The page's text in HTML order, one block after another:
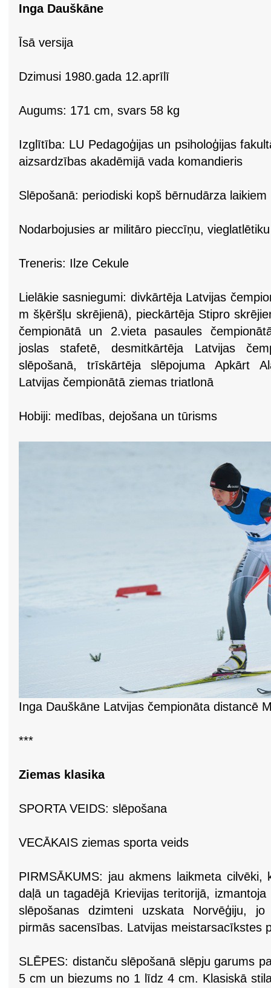
Inga Dauškāne
Īsā versija
Dzimusi 1980.gada 12.aprīlī
Augums: 171 cm, svars 58 kg
Izglītība: LU Pedagoģijas un psiholoģijas
aizsardzības akadēmijā vada komandieris
Slēpošanā: periodiski kopš bērnudārza laikiem
Nodarbojusies ar militāro pieccīņu, vieglatlētiku
Treneris: Ilze Cekule
Lielākie sasniegumi: divkārtēja Latvijas
m šķēršļu skrējienā), pieckārtēja Stipro
čempionātā un 2.vieta pasaules
joslas stafetē, desmitkārtēja Latvijas
slēpošanā, trīskārtēja slēpojuma Apkārt
Latvijas čempionātā ziemas triatlonā
Hobiji: medības, dejošana un tūrisms
Inga Dauškāne Latvijas čempionāta distancē
***
Ziemas klasika
SPORTA VEIDS: slēpošana
VECĀKAIS ziemas sporta veids
PIRMSĀKUMS: jau akmens laikmeta cilvēki,
daļā un tagadējā Krievijas teritorijā,
slēpošanas dzimteni uzskata Norvēģiju,
pirmās sacensības. Latvijas meistarsacīkstes
SLĒPES: distanču slēpošanā slēpju garums
5 cm un biezums no 1 līdz 4 cm. Klasiskā